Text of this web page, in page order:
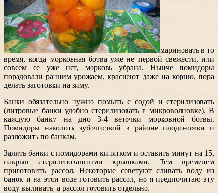
мариновать в то
время, когда морковная ботва уже не первой свежести, или
совсем ее уже нет, морковь убрана. Нынче помидоры
порадовали ранним урожаем, краснеют даже на корню, пора
делать заготовки на зиму.
Банки обязательно нужно помыть с содой и стерилизовать
(литровые банки удобно стерилизовать в микроволновке). В
каждую банку на дно 3-4 веточки морковной ботвы.
Помидоры наколоть зубочисткой в районе плодоножки и
разложить по банкам.
Залить банки с помидорами кипятком и оставить минут на 15,
накрыв стерилизованными крышками. Тем временем
приготовить рассол. Некоторые советуют сливать воду из
банок и на этой воде готовить рассол, но я предпочитаю эту
воду выливать, а рассол готовить отдельно.